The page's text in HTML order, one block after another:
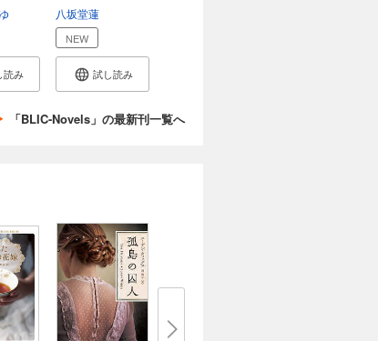
読み
八坂堂蓮
NEW
試し読み
「BLIC-Novels」の最新刊一覧へ